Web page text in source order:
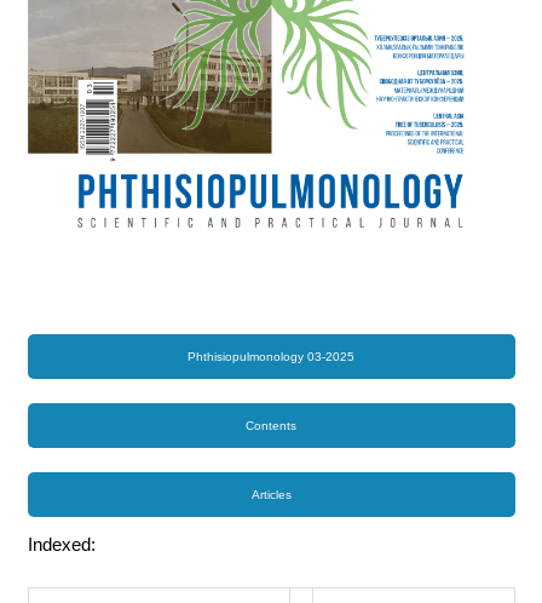
Phthisiopulmonology 03-2025
Contents
Articles
Indexed: